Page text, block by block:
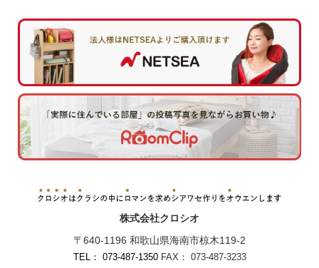
株式会社クロシオ
〒640-1196 和歌山県海南市椋木119-2
TEL： 073-487-1350FAX： 073-487-3233